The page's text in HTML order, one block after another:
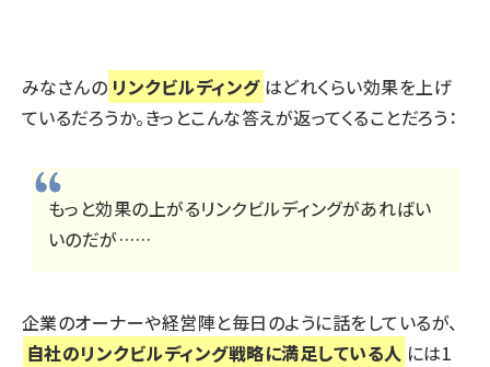
みなさんの リンクビルディング はどれくらい効果を上げ
ているだろうか。きっとこんな答えが返ってくることだろう：
もっと効果の上がるリンクビルディングがあればい
いのだが……
企業のオーナーや経営陣と毎日のように話をしているが、
自社のリンクビルディング戦略に満足している人 には1